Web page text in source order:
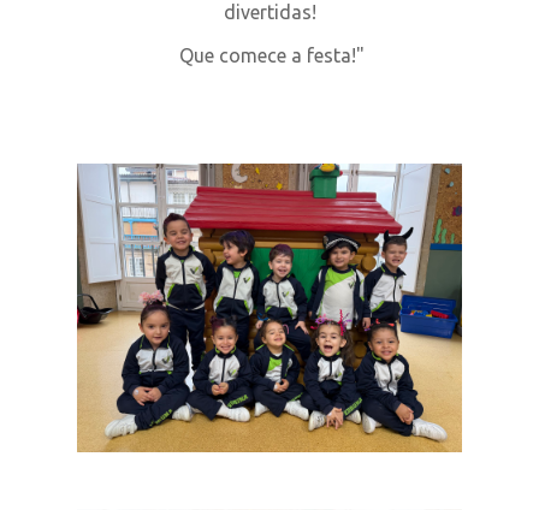
divertidas!
Que comece a festa!"